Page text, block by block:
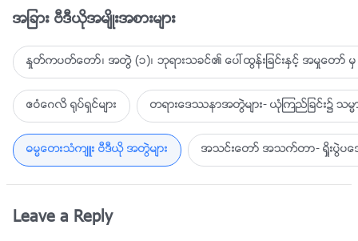
အျခား ဗီဒီယိုအမ်ိဳးအစားမ်ား
ႏႈတ္ကပတ္ေတာ္၊ အတြဲ (၁)၊ ဘုရားသခင္၏ ေပၚထြန္းျခင္းႏွင့္ အမႈေတာ္ မွ
ဧဝံေဂလိ ႐ုပ္ရွင္မ်ား တရားေဒႆနာအတြဲမ်ား- ယုံၾကည္ျခင္း၌ သမၼာတ
ဓမၼေတးသံက်ဴး ဗီဒီယို အတြဲမ်ား အသင္းေတာ္ အသက္တာ- ရႈိးပြဲ
Leave a Reply